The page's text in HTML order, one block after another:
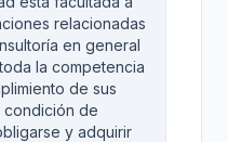
relacionadas
en general
la competencia
de sus
condición de
y adquirir